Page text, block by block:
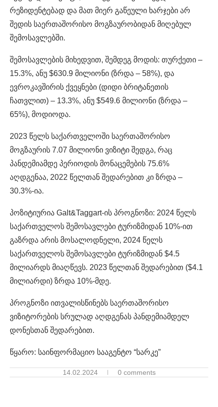
რეზიდენტებად და მათ მიერ გაწეული ხარჯები არ
შედის საერთაშორისო მოგზაურობიდან მიღებულ
შემოსავლებში.
შემოსავლების მიხედვით, შემდეგ მოდის: თურქეთი –
15.3%, ანუ $630.9 მილიონი (ზრდა – 58%), და
ევროკავშირის ქვეყნები (დიდი ბრიტანეთის
ჩათვლით) – 13.3%, ანუ $549.6 მილიონი (ზრდა –
65%), მოდიოდა.
2023 წელს საქართველოში საერთაშორისო
მოგზაურის 7.07 მილიონი ვიზიტი შედგა, რაც
პანდემიამდე პერიოდის მონაცემების 75.6%
აღდგენაა, 2022 წელთან შედარებით კი ზრდა –
30.3%-ია.
პოზიტიურია Galt&Taggart-ის პროგნოზი: 2024 წელს
საქართველოს შემოსავლები ტურიზმიდან 10%-ით
გაზრდა არის მოსალოდნელი, 2024 წელს
საქართველოს შემოსავლები ტურიზმიდან $4.5
მილიარდს მიაღწევს. 2023 წელთან შედარებით ($4.1
მილიარდი) ზრდა 10%-მდე.
პროგნოზი ითვალისწინებს საერთაშორისო
ვიზიტორების სრულად აღდგენას პანდემიამდელ
დონესთან შედარებით.
წყარო: საინფორმაციო სააგენტო “სარკე”
14.02.2024 0 comments